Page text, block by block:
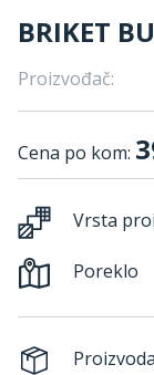
BRIKET
Proizvođač:
Cena po kom:
Vrsta
Poreklo